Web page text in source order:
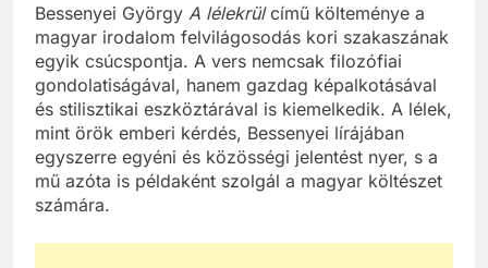
Bessenyei György A lélekrülcímű költeménye a
magyar irodalom felvilágosodás kori szakaszának
egyik csúcspontja. A vers nemcsak filozófiai
gondolatiságával, hanem gazdag képalkotásával
és stilisztikai eszköztárával is kiemelkedik. A lélek,
mint örök emberi kérdés, Bessenyei lírájában
egyszerre egyéni és közösségi jelentést nyer, s a
mű azóta is példaként szolgál a magyar költészet
számára.